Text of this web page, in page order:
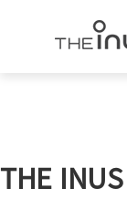
THE INUS